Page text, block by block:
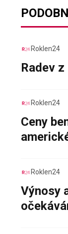
Roklen24
Radev
Roklen24
Ceny
Roklen24
Výnosy